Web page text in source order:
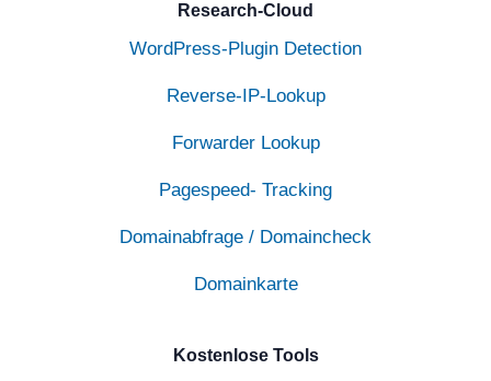
Research-Cloud
WordPress-Plugin Detection
Reverse-IP-Lookup
Forwarder Lookup
Pagespeed- Tracking
Domainabfrage / Domaincheck
Domainkarte
Kostenlose Tools